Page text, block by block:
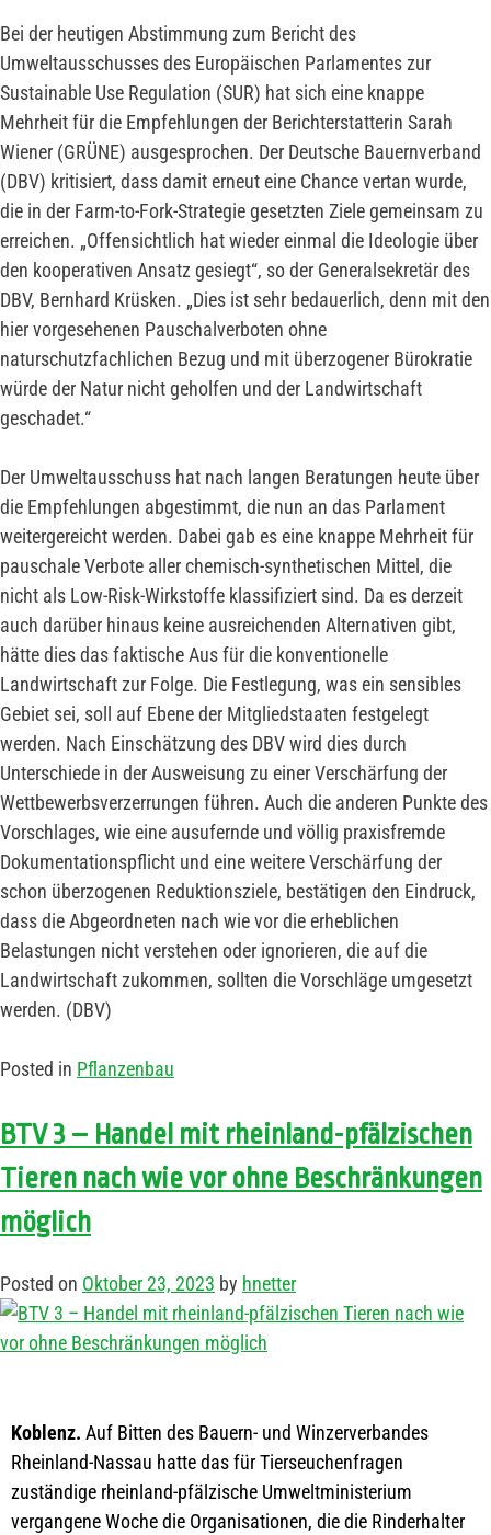
Bei der heutigen Abstimmung zum Bericht des
Umweltausschusses des Europäischen Parlamentes zur
Sustainable Use Regulation (SUR) hat sich eine knappe
Mehrheit für die Empfehlungen der Berichterstatterin Sarah
Wiener (GRÜNE) ausgesprochen. Der Deutsche Bauernverband
(DBV) kritisiert, dass damit erneut eine Chance vertan wurde,
die in der Farm-to-Fork-Strategie gesetzten Ziele gemeinsam zu
erreichen. „Offensichtlich hat wieder einmal die Ideologie über
den kooperativen Ansatz gesiegt“, so der Generalsekretär des
DBV, Bernhard Krüsken. „Dies ist sehr bedauerlich, denn mit den
hier vorgesehenen Pauschalverboten ohne
naturschutzfachlichen Bezug und mit überzogener Bürokratie
würde der Natur nicht geholfen und der Landwirtschaft
geschadet.“
Der Umweltausschuss hat nach langen Beratungen heute über
die Empfehlungen abgestimmt, die nun an das Parlament
weitergereicht werden. Dabei gab es eine knappe Mehrheit für
pauschale Verbote aller chemisch-synthetischen Mittel, die
nicht als Low-Risk-Wirkstoffe klassifiziert sind. Da es derzeit
auch darüber hinaus keine ausreichenden Alternativen gibt,
hätte dies das faktische Aus für die konventionelle
Landwirtschaft zur Folge. Die Festlegung, was ein sensibles
Gebiet sei, soll auf Ebene der Mitgliedstaaten festgelegt
werden. Nach Einschätzung des DBV wird dies durch
Unterschiede in der Ausweisung zu einer Verschärfung der
Wettbewerbsverzerrungen führen. Auch die anderen Punkte des
Vorschlages, wie eine ausufernde und völlig praxisfremde
Dokumentationspflicht und eine weitere Verschärfung der
schon überzogenen Reduktionsziele, bestätigen den Eindruck,
dass die Abgeordneten nach wie vor die erheblichen
Belastungen nicht verstehen oder ignorieren, die auf die
Landwirtschaft zukommen, sollten die Vorschläge umgesetzt
werden. (DBV)
Posted in Pflanzenbau
BTV 3 – Handel mit rheinland-pfälzischen
Tieren nach wie vor ohne Beschränkungen
möglich
Posted on Oktober 23, 2023 by hnetter
Koblenz. Auf Bitten des Bauern- und Winzerverbandes
Rheinland-Nassau hatte das für Tierseuchenfragen
zuständige rheinland-pfälzische Umweltministerium
vergangene Woche die Organisationen, die die Rinderhalter